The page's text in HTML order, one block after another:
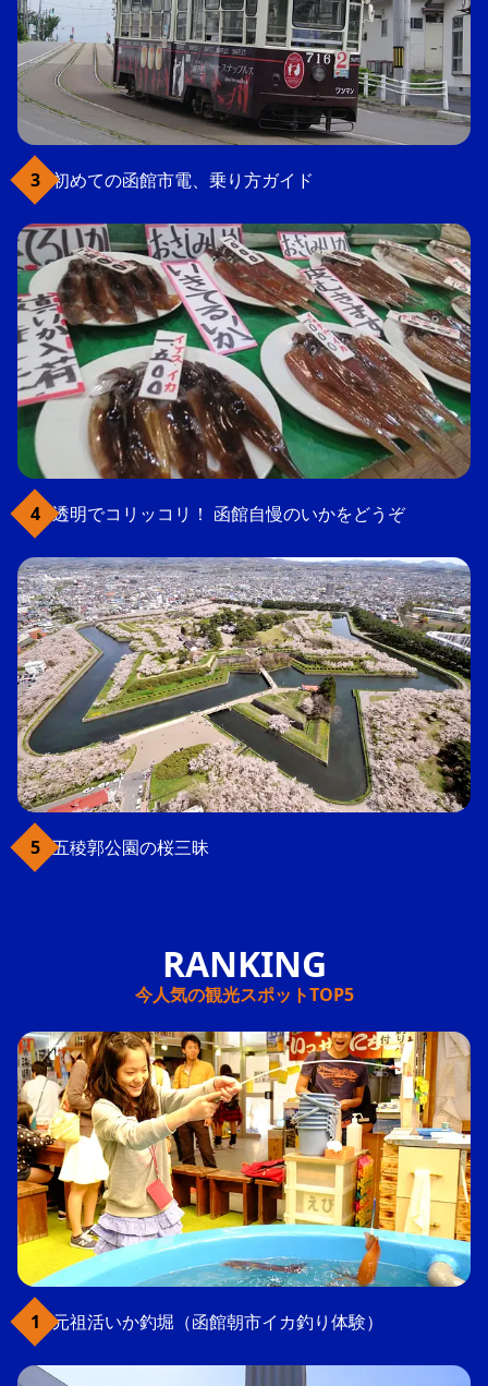
初めての函館市電、乗り方ガイド
透明でコリッコリ！ 函館自慢のいかをどうぞ
五稜郭公園の桜三昧
今人気の観光スポットTOP5
元祖活いか釣堀（函館朝市イカ釣り体験）